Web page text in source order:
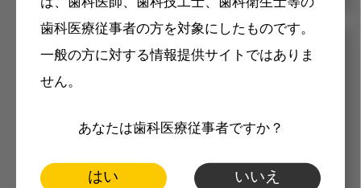
は、歯科医師、歯科技工士、歯科衛生士等の
歯科医療従事者の方を対象にしたものです。
一般の方に対する情報提供サイトではありま
せん。
あなたは歯科医療従事者ですか？
はい いいえ
メリット